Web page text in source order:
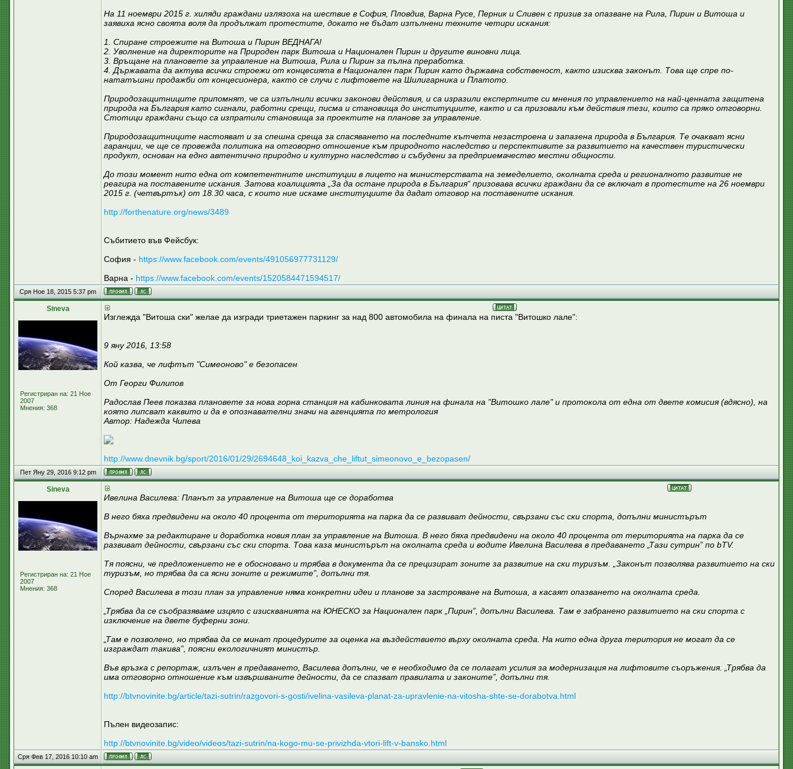
На 11 ноември 2015 г. хиляди граждани излязоха на шествие в София, Пловдив, Варна Русе, Перник и Сливен с призив за опазване на Рила, Пирин и Витоша и
заявиха ясно своята воля да продължат протестите, докато не бъдат изпълнени техните четири искания:
1. Спиране строежите на Витоша и Пирин ВЕДНАГА!
2. Уволнение на директорите на Природен парк Витоша и Национален Пирин и другите виновни лица.
3. Връщане на плановете за управление на Витоша, Рила и Пирин за пълна преработка.
4. Държавата да актува всички строежи от концесията в Национален парк Пирин като държавна собственост, както изисква законът. Това ще спре по-
нататъшни продажби от концесионера, както се случи с лифтовете на Шилигарника и Платото.
Природозащитниците припомнят, че са изпълнили всички законови действия, и са изразили експертните си мнения по управлението на най-ценната защитена
природа на България като сигнали, работни срещи, писма и становища до институциите, както и са призовали към действия тези, които са пряко отговорни.
Стотици граждани също са изпратили становища за проектите на планове за управление.
Природозащитниците настояват и за спешна среща за спасяването на последните кътчета незастроена и запазена природа в България. Те очакват ясни
гаранции, че ще се провежда политика на отговорно отношение към природното наследство и перспективите за развитието на качествен туристически
продукт, основан на едно автентично природно и културно наследство и събудени за предприемачество местни общности.
До този момент нито една от компетентните институции в лицето на министерствата на земеделието, околната среда и регионалното развитие не
реагира на поставените искания. Затова коалицията „За да остане природа в България“ призовава всички граждани да се включат в протестите на 26 ноември
2015 г. (четвъртък) от 18.30 часа, с които ние искаме институциите да дадат отговор на поставените искания.
http://forthenature.org/news/3489
Събитието във Фейсбук:
София - https://www.facebook.com/events/491056977731129/
Варна - https://www.facebook.com/events/1520584471594517/
Сря Ное 18, 2015 5:37 pm
Sineva
Регистриран на: 21 Ное
2007
Мнения: 368
Изглежда "Витоша ски" желае да изгради триетажен паркинг за над 800 автомобила на финала на писта "Витошко лале":
9 яну 2016, 13:58
Кой казва, че лифтът "Симеоново" е безопасен
От Георги Филипов
Радослав Пеев показва плановете за нова горна станция на кабинковата линия на финала на "Витошко лале" и протокола от една от двете комисия (вдясно), на
която липсват каквито и да е опознавателни значи на агенцията по метрология
Автор: Надежда Чипева
http://www.dnevnik.bg/sport/2016/01/29/2694648_koi_kazva_che_liftut_simeonovo_e_bezopasen/
Пет Яну 29, 2016 9:12 pm
Sineva
Регистриран на: 21 Ное
2007
Мнения: 368
Ивелина Василева: Планът за управление на Витоша ще се доработва
В него бяха предвидени на около 40 процента от територията на парка да се развиват дейности, свързани със ски спорта, допълни министърът
Върнахме за редактиране и доработка новия план за управление на Витоша. В него бяха предвидени на около 40 процента от територията на парка да се
развиват дейности, свързани със ски спорта. Това каза министърът на околната среда и водите Ивелина Василева в предаването „Тази сутрин” по bTV.
Тя поясни, че предложението не е обосновано и трябва в документа да се прецизират зоните за развитие на ски туризъм. „Законът позволява развитието на ски
туризъм, но трябва да са ясни зоните и режимите”, допълни тя.
Според Василева в този план за управление няма конкретни идеи и планове за застрояване на Витоша, а касаят опазването на околната среда.
„Трябва да се съобразяваме изцяло с изискванията на ЮНЕСКО за Национален парк „Пирин”, допълни Василева. Там е забранено развитието на ски спорта с
изключение на двете буферни зони.
„Там е позволено, но трябва да се минат процедурите за оценка на въздействието върху околната среда. На нито една друга територия не могат да се
изграждат такива”, поясни екологичният министър.
Във връзка с репортаж, излъчен в предаването, Василева допълни, че е необходимо да се полагат усилия за модернизация на лифтовите съоръжения. „Трябва да
има отговорно отношение към извършваните дейности, да се спазват правилата и законите”, допълни тя.
http://btvnovinite.bg/article/tazi-sutrin/razgovori-s-gosti/ivelina-vasileva-planat-za-upravlenie-na-vitosha-shte-se-dorabotva.html
Пълен видеозапис:
http://btvnovinite.bg/video/videos/tazi-sutrin/na-kogo-mu-se-privizhda-vtori-lift-v-bansko.html
Сря Фев 17, 2016 10:10 am